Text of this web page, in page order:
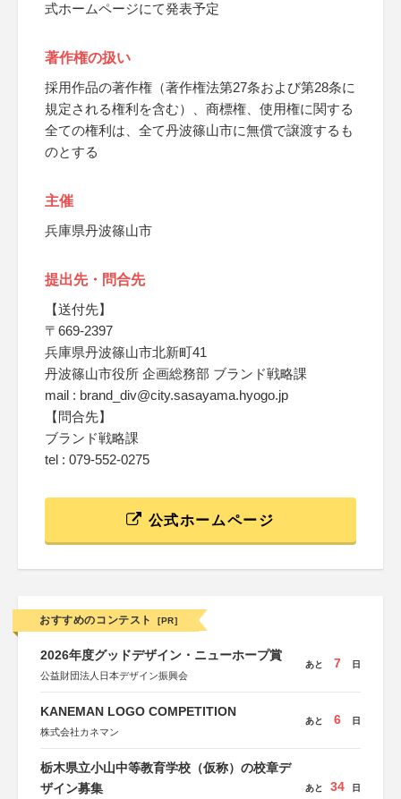
式ホームページにて発表予定
著作権の扱い
採用作品の著作権（著作権法第27条および第28条に
規定される権利を含む）、商標権、使用権に関する
全ての権利は、全て丹波篠山市に無償で譲渡するも
のとする
主催
兵庫県丹波篠山市
提出先・問合先
【送付先】
〒669-2397
兵庫県丹波篠山市北新町41
丹波篠山市役所 企画総務部 ブランド戦略課
mail : brand_div@city.sasayama.hyogo.jp
【問合先】
ブランド戦略課
tel : 079-552-0275
公式ホームページ
おすすめのコンテスト [PR]
2026年度グッドデザイン・ニューホープ賞
公益財団法人日本デザイン振興会
あと 7 日
KANEMAN LOGO COMPETITION
株式会社カネマン
あと 6 日
栃木県立小山中等教育学校（仮称）の校章デ
ザイン募集
あと 34 日